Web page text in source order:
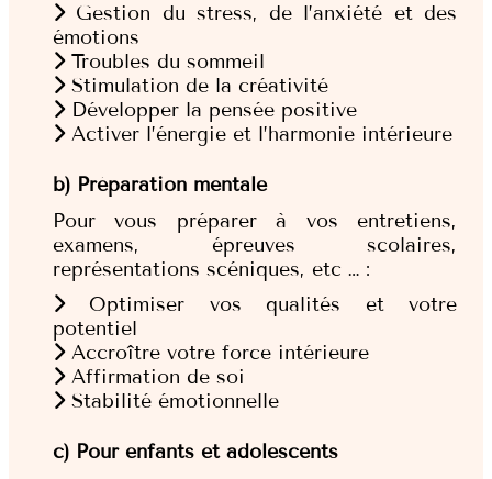
Gestion du stress, de l’anxiété et des
émotions
Troubles du sommeil
Stimulation de la créativité
Développer la pensée positive
Activer l’énergie et l’harmonie intérieure
b) Préparation mentale
Pour vous préparer à vos entretiens,
examens, épreuves scolaires,
représentations scéniques, etc … :
Optimiser vos qualités et votre
potentiel
Accroître votre force intérieure
Affirmation de soi
Stabilité émotionnelle
c) Pour enfants et adolescents